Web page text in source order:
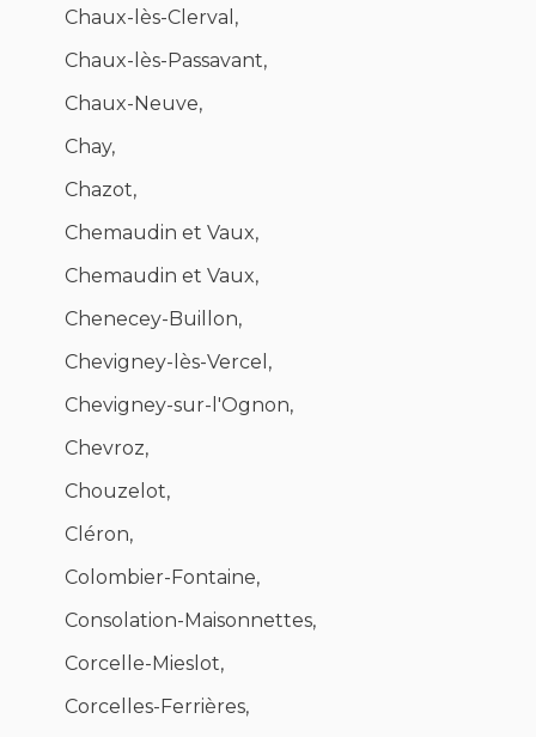
Chaux-lès-Clerval,
Chaux-lès-Passavant,
Chaux-Neuve,
Chay,
Chazot,
Chemaudin et Vaux,
Chemaudin et Vaux,
Chenecey-Buillon,
Chevigney-lès-Vercel,
Chevigney-sur-l'Ognon,
Chevroz,
Chouzelot,
Cléron,
Colombier-Fontaine,
Consolation-Maisonnettes,
Corcelle-Mieslot,
Corcelles-Ferrières,